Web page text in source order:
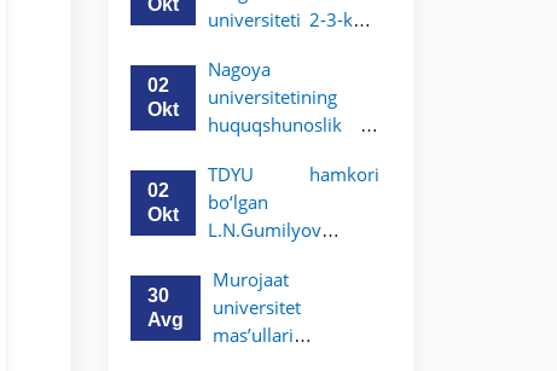
dasturini e’lon qildi
universiteti 2-3-kurs
akademik mobillik
dasturini e’lon qildi
02
Okt
Nagoya
universitetining
huquqshunoslik va
boʻyicha
magistratura dasturi
stipendiyasiga
qilish boshlandi
02
Okt
TDYU hamkori
bo‘lgan
L.N.Gumilyov
Yevroosiyo milliy
universiteti 2-3-kurs
talabalari uchun
30
Avg
Murojaat
universitet
mas’ullari